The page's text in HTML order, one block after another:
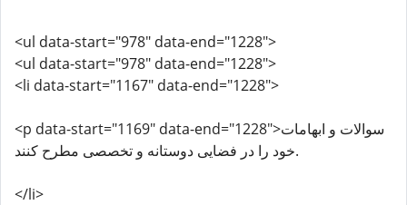
<ul data-start="978" data-end="1228">
<ul data-start="978" data-end="1228">
<li data-start="1167" data-end="1228">
<p data-start="1169" data-end="1228">سوالات و ابهامات
خود را در فضایی دوستانه و تخصصی مطرح کنند.
</li>